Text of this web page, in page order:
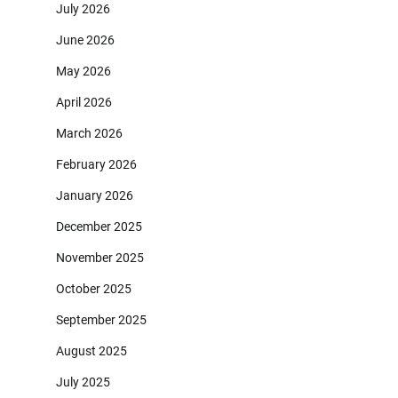
July 2026
June 2026
May 2026
April 2026
March 2026
February 2026
January 2026
December 2025
November 2025
October 2025
September 2025
August 2025
July 2025